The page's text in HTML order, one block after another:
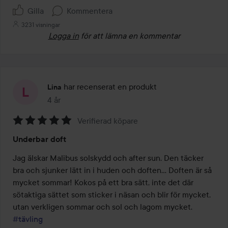
Gilla Kommentera
3231 visningar
Logga in för att lämna en kommentar
Lina har recenserat en produkt
4 år
Inlägget skapades 4 år
5
av
5
Verifierad köpare
Underbar doft
Jag älskar Malibus solskydd och after sun. Den täcker
bra och sjunker lätt in i huden och doften… Doften är så
mycket sommar! Kokos på ett bra sätt, inte det där
sötaktiga sättet som sticker i näsan och blir för mycket,
#tävling